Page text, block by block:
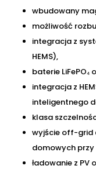
wbudowany
możliwość
integracja z
HEMS),
baterie LiFePO₄
integracja z
inteligentnego
klasa
wyjście off-grid
domowych
ładowanie z PV